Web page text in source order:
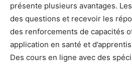
présente plusieurs avantages.
des questions et recevoir les
des renforcements de capacités
application en santé et
Des cours en ligne avec des